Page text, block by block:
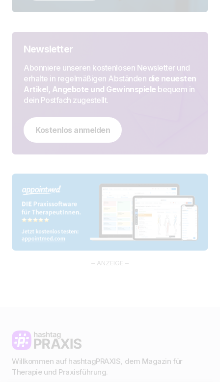
Newsletter
Abonniere unseren kostenlosen Newsletter und
erhalte in regelmäßigen Abständen die neuesten
Artikel, Angebote und Gewinnspiele bequem in
dein Postfach zugestellt.
Kostenlos anmelden
– ANZEIGE –
Willkommen auf hashtagPRAXIS, dem Magazin für
Therapie und Praxisführung.